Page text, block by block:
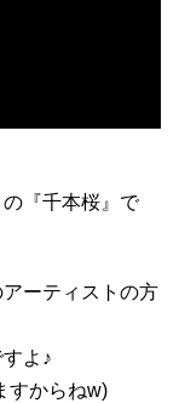
『千本桜』で
ーティストの方
よ♪
すからねw)